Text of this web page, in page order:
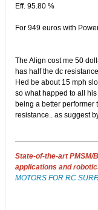
Eff. 95.80 %​
For 949 euros with
The Align cost me 50
has half the dc
Hed be about 15 mph
so what happed to all
being a better performer
resistance.. as suggest
State-of-the-art PMSM/
applications and
MOTORS FOR RC